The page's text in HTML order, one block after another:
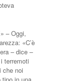
– Oggi,
«C’è
– dice –
terremoti
che noi